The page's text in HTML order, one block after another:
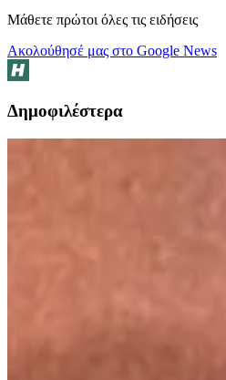
Μάθετε πρώτοι όλες τις ειδήσεις
Ακολούθησέ μας στο Google News
Δημοφιλέστερα